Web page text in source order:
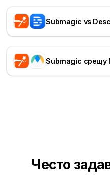
Submagic vs
Submagic срещу
Често